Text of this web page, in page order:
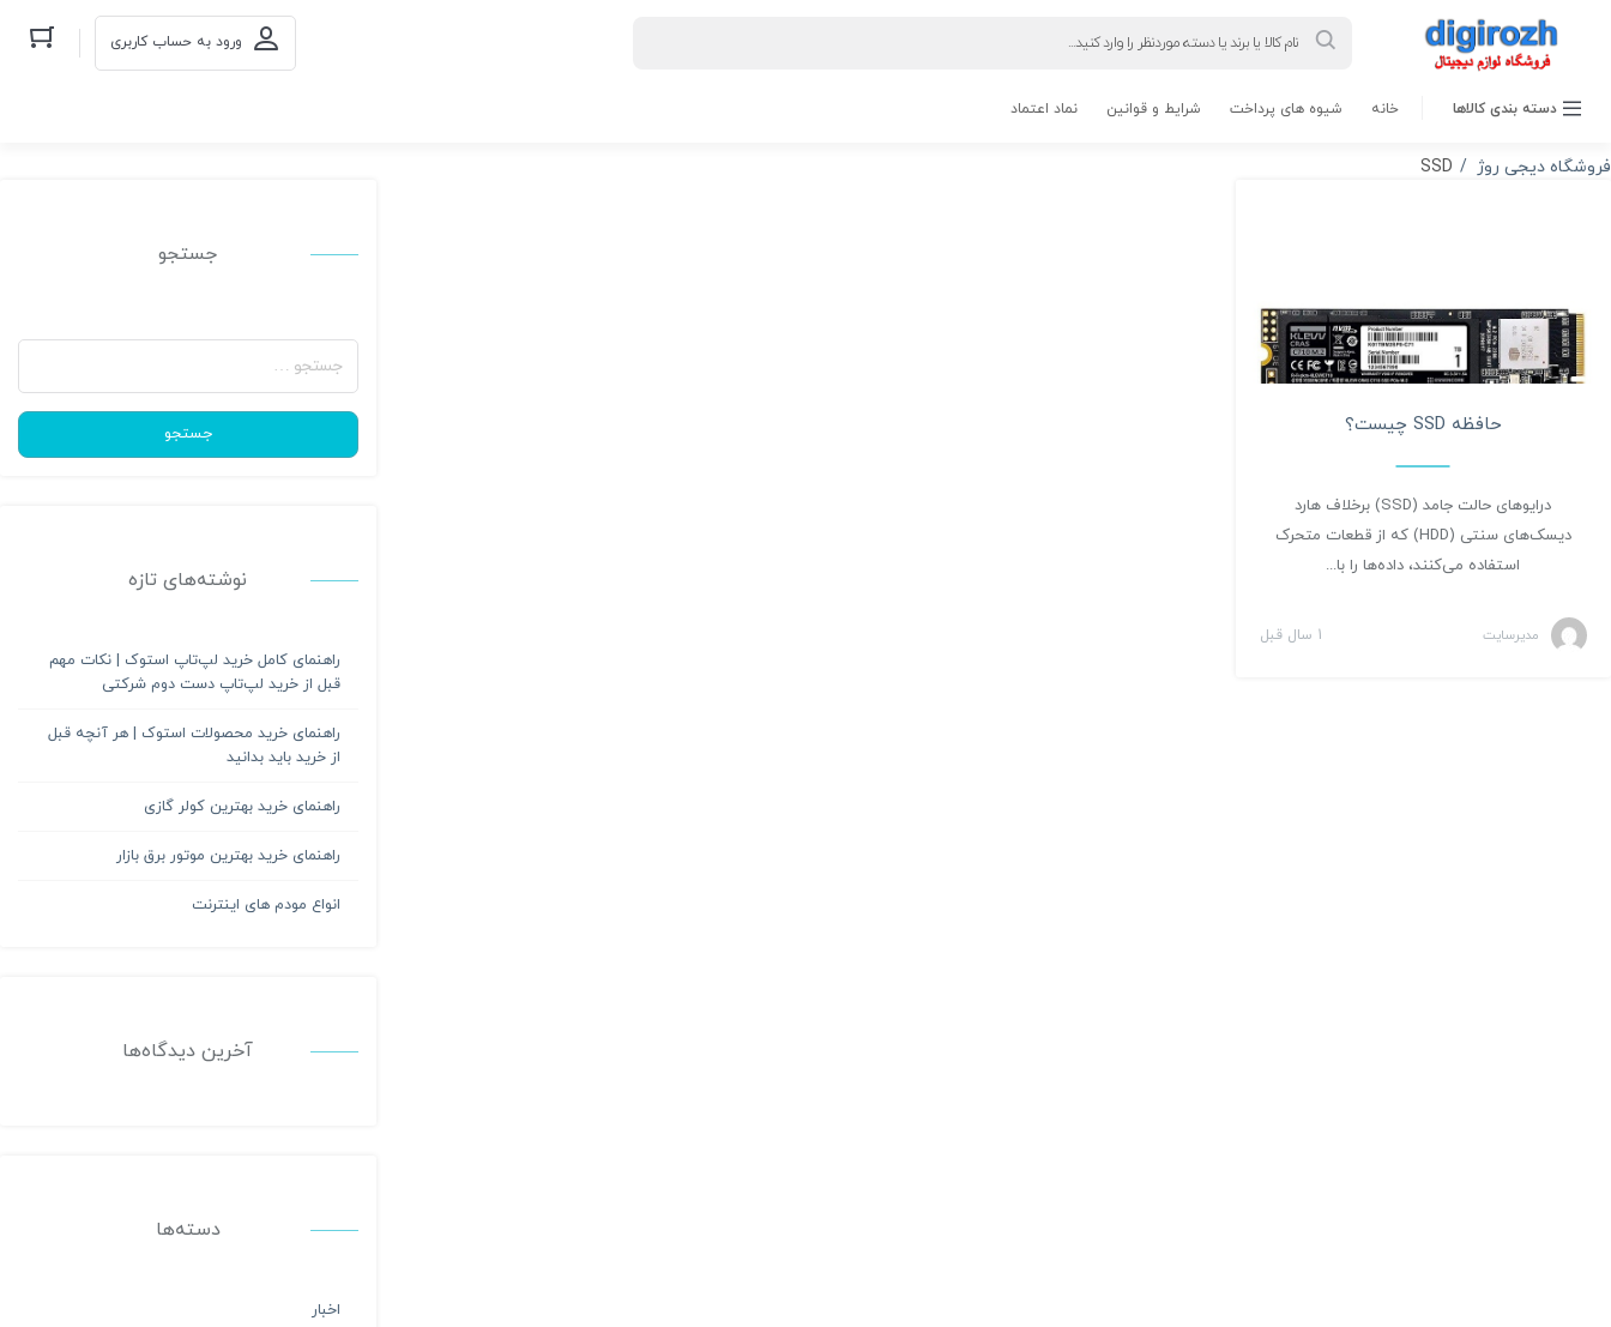
search ورود به حساب کاربری
دسته بندی کالاها خانه شیوه های پرداخت شرایط و قوانین نماد اعتماد
فروشگاه دیجی روژ SSD
حافظه SSD چیست؟
درایوهای حالت جامد (SSD) برخلاف هارد
دیسک‌های سنتی (HDD) که از قطعات متحرک
استفاده می‌کنند، داده‌ها را با...
مدیرسایت 1 سال قبل
جستجو
جستجو
برای:
جستجو
نوشته‌های تازه
راهنمای کامل خرید لپ‌تاپ استوک | نکات مهم
قبل از خرید لپ‌تاپ دست دوم شرکتی
راهنمای خرید محصولات استوک | هر آنچه قبل
از خرید باید بدانید
راهنمای خرید بهترین کولر گازی
راهنمای خرید بهترین موتور برق بازار
انواع مودم های اینترنت
آخرین دیدگاه‌ها
دسته‌ها
اخبار